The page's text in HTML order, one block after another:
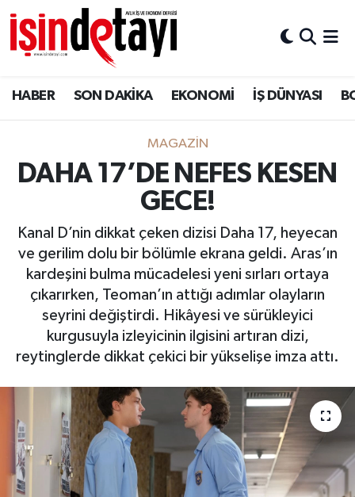
HABER SON DAKİKA EKONOMİ İŞ DÜNYASI
MAGAZİN
DAHA 17’DE NEFES KESEN
GECE!
Kanal D’nin dikkat çeken dizisi Daha 17, heyecan
ve gerilim dolu bir bölümle ekrana geldi. Aras’ın
kardeşini bulma mücadelesi yeni sırları ortaya
çıkarırken, Teoman’ın attığı adımlar olayların
seyrini değiştirdi. Hikâyesi ve sürükleyici
kurgusuyla izleyicinin ilgisini artıran dizi,
reytinglerde dikkat çekici bir yükselişe imza attı.
DÜNYA
Eğitim
ENERJİ HABERİ
HABER
LOJİSTİK
MAGAZİN
SAĞLIK
SON DAKİKA
Nöbetçi Eczaneler
Hava Durumu
İstanbul Namaz Vakitleri
Trafik Durumu
Tüm Manşetler
Son Dakika Haberleri
Haber Arşivi